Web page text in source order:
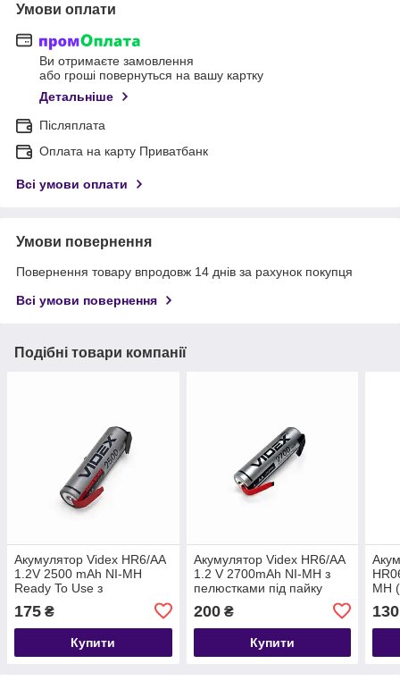
Умови оплати
Ви отримаєте замовлення
або гроші повернуться на вашу картку
Детальніше
Післяплата
Оплата на карту Приватбанк
Всі умови оплати
Умови повернення
Повернення товару впродовж 14 днів за рахунок покупця
Всі умови повернення
Подібні товари компанії
Акумулятор Videx HR6/AA
1.2V 2500 mAh NI-MH
Ready To Use з
175 ₴
Купити
Акумулятор Videx HR6/AA
1.2 V 2700mAh NI-MH з
пелюстками під пайку
200₴
Купити
MH
130